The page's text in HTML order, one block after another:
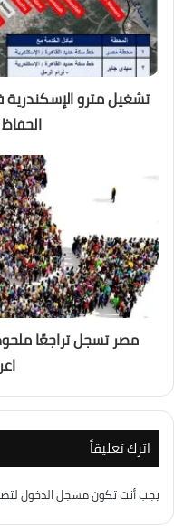
اترك تعليقاً
يجب أنت تكونمسجل الدخول